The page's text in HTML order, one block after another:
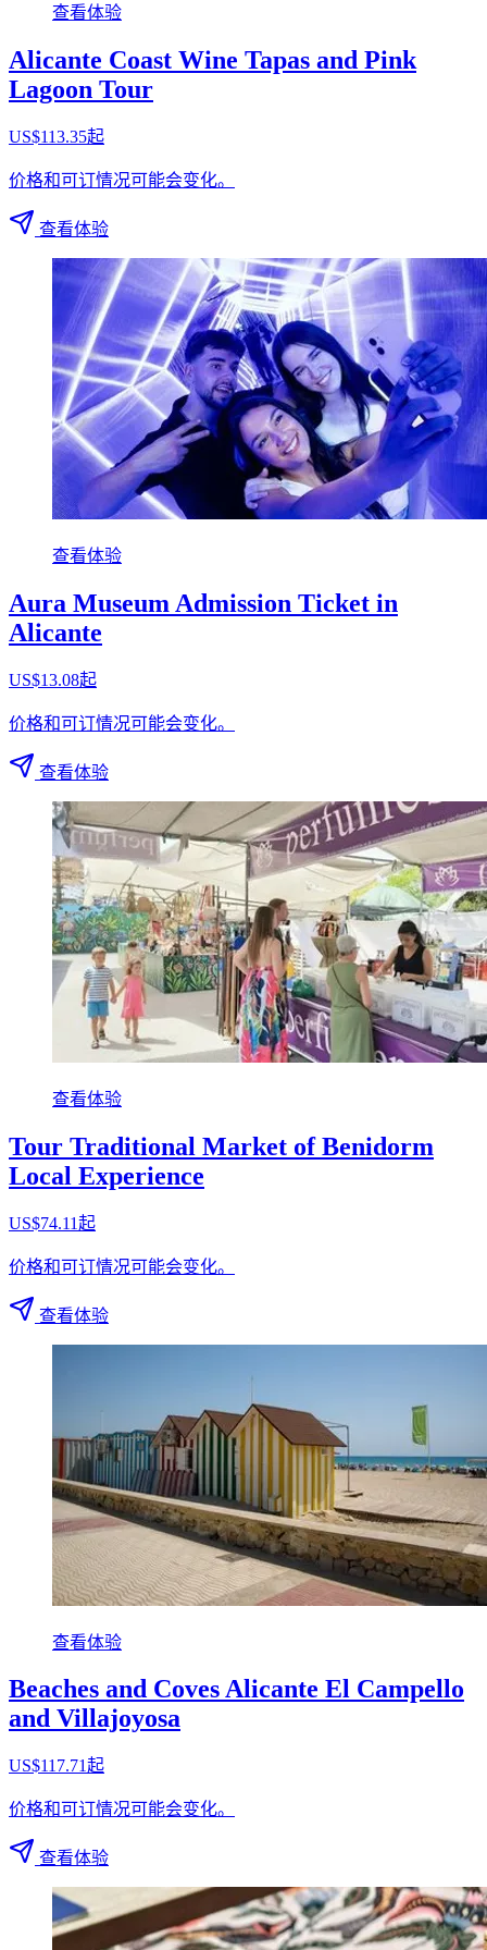
查看体验
Alicante Coast Wine Tapas and Pink
Lagoon Tour
US$113.35起
价格和可订情况可能会变化。
查看体验
查看体验
Aura Museum Admission Ticket in
Alicante
US$13.08起
价格和可订情况可能会变化。
查看体验
查看体验
Tour Traditional Market of Benidorm
Local Experience
US$74.11起
价格和可订情况可能会变化。
查看体验
查看体验
Beaches and Coves Alicante El Campello
and Villajoyosa
US$117.71起
价格和可订情况可能会变化。
查看体验